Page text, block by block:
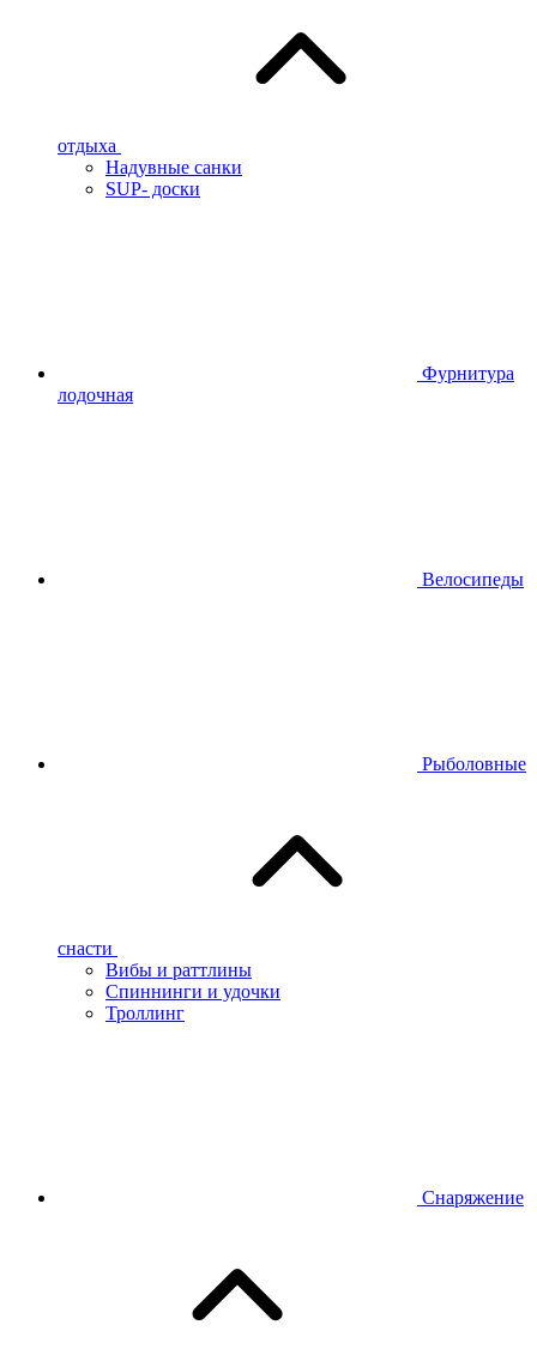
отдыха
Надувные санки
SUP- доски
Фурнитура
лодочная
Велосипеды
Рыболовные
снасти
Вибы и раттлины
Спиннинги и удочки
Троллинг
Снаряжение